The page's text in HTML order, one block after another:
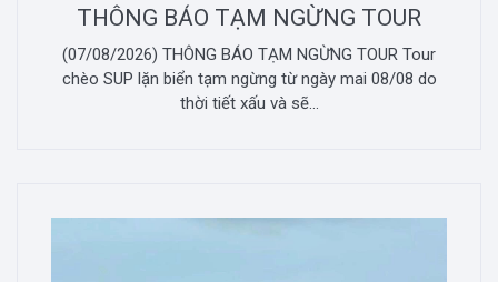
THÔNG BÁO TẠM NGỪNG TOUR
(07/08/2026) THÔNG BÁO TẠM NGỪNG TOUR Tour
chèo SUP lặn biển tạm ngừng từ ngày mai 08/08 do
thời tiết xấu và sẽ...